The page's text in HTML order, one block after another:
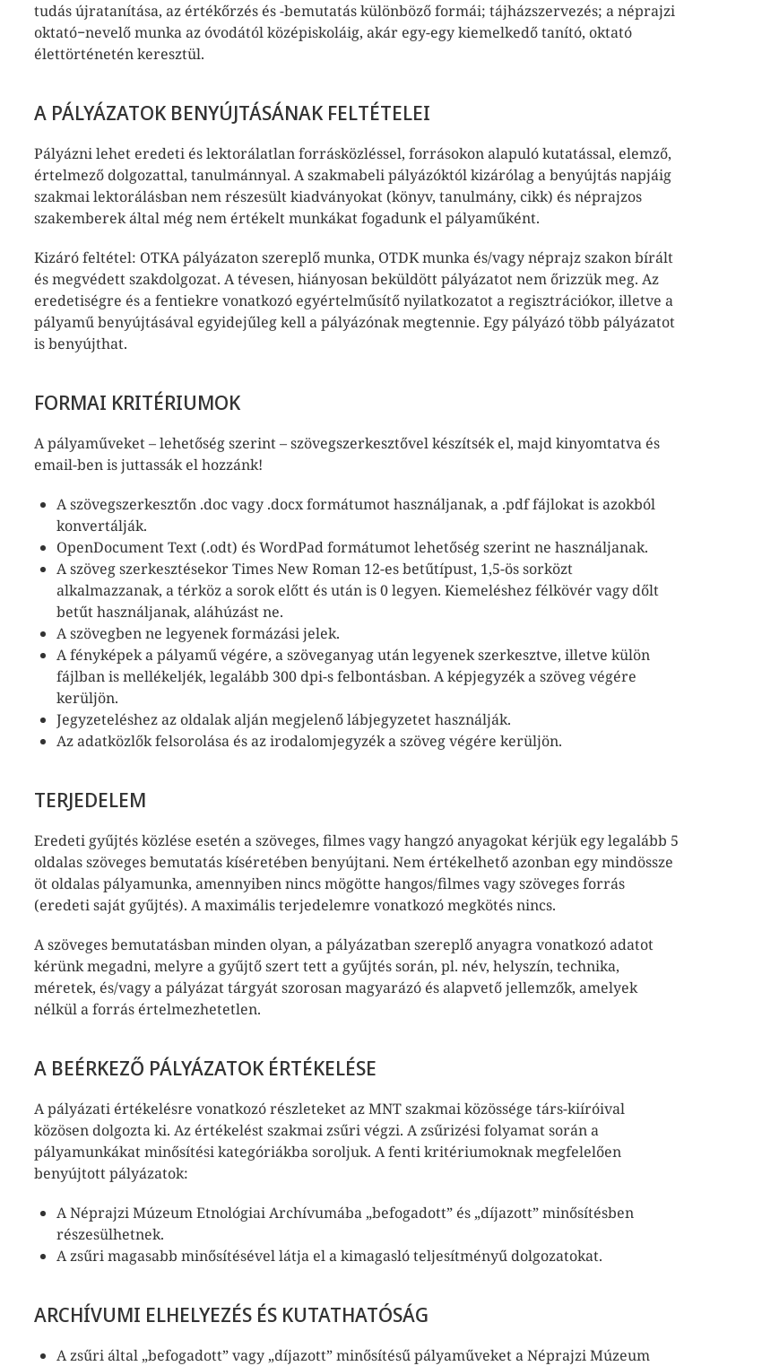
tudás újratanítása, az értékőrzés és -bemutatás különböző formái; tájházszervezés; a néprajzi
oktató−nevelő munka az óvodától középiskoláig, akár egy-egy kiemelkedő tanító, oktató
élettörténetén keresztül.
A PÁLYÁZATOK BENYÚJTÁSÁNAK FELTÉTELEI
Pályázni lehet eredeti és lektorálatlan forrásközléssel, forrásokon alapuló kutatással, elemző,
értelmező dolgozattal, tanulmánnyal. A szakmabeli pályázóktól kizárólag a benyújtás napjáig
szakmai lektorálásban nem részesült kiadványokat (könyv, tanulmány, cikk) és néprajzos
szakemberek által még nem értékelt munkákat fogadunk el pályaműként.
Kizáró feltétel: OTKA pályázaton szereplő munka, OTDK munka és/vagy néprajz szakon bírált
és megvédett szakdolgozat. A tévesen, hiányosan beküldött pályázatot nem őrizzük meg. Az
eredetiségre és a fentiekre vonatkozó egyértelműsítő nyilatkozatot a regisztrációkor, illetve a
pályamű benyújtásával egyidejűleg kell a pályázónak megtennie. Egy pályázó több pályázatot
is benyújthat.
FORMAI KRITÉRIUMOK
A pályaműveket – lehetőség szerint – szövegszerkesztővel készítsék el, majd kinyomtatva és
email-ben is juttassák el hozzánk!
A szövegszerkesztőn .doc vagy .docx formátumot használjanak, a .pdf fájlokat is azokból
konvertálják.
OpenDocument Text (.odt) és WordPad formátumot lehetőség szerint ne használjanak.
A szöveg szerkesztésekor Times New Roman 12-es betűtípust, 1,5-ös sorközt
alkalmazzanak, a térköz a sorok előtt és után is 0 legyen. Kiemeléshez félkövér vagy dőlt
betűt használjanak, aláhúzást ne.
A szövegben ne legyenek formázási jelek.
A fényképek a pályamű végére, a szöveganyag után legyenek szerkesztve, illetve külön
fájlban is mellékeljék, legalább 300 dpi-s felbontásban. A képjegyzék a szöveg végére
kerüljön.
Jegyzeteléshez az oldalak alján megjelenő lábjegyzetet használják.
Az adatközlők felsorolása és az irodalomjegyzék a szöveg végére kerüljön.
TERJEDELEM
Eredeti gyűjtés közlése esetén a szöveges, filmes vagy hangzó anyagokat kérjük egy legalább 5
oldalas szöveges bemutatás kíséretében benyújtani. Nem értékelhető azonban egy mindössze
öt oldalas pályamunka, amennyiben nincs mögötte hangos/filmes vagy szöveges forrás
(eredeti saját gyűjtés). A maximális terjedelemre vonatkozó megkötés nincs.
A szöveges bemutatásban minden olyan, a pályázatban szereplő anyagra vonatkozó adatot
kérünk megadni, melyre a gyűjtő szert tett a gyűjtés során, pl. név, helyszín, technika,
méretek, és/vagy a pályázat tárgyát szorosan magyarázó és alapvető jellemzők, amelyek
nélkül a forrás értelmezhetetlen.
A BEÉRKEZŐ PÁLYÁZATOK ÉRTÉKELÉSE
A pályázati értékelésre vonatkozó részleteket az MNT szakmai közössége társ-kiíróival
közösen dolgozta ki. Az értékelést szakmai zsűri végzi. A zsűrizési folyamat során a
pályamunkákat minősítési kategóriákba soroljuk. A fenti kritériumoknak megfelelően
benyújtott pályázatok:
A Néprajzi Múzeum Etnológiai Archívumába „befogadott” és „díjazott” minősítésben
részesülhetnek.
A zsűri magasabb minősítésével látja el a kimagasló teljesítményű dolgozatokat.
ARCHÍVUMI ELHELYEZÉS ÉS KUTATHATÓSÁG
A zsűri által „befogadott” vagy „díjazott” minősítésű pályaműveket a Néprajzi Múzeum